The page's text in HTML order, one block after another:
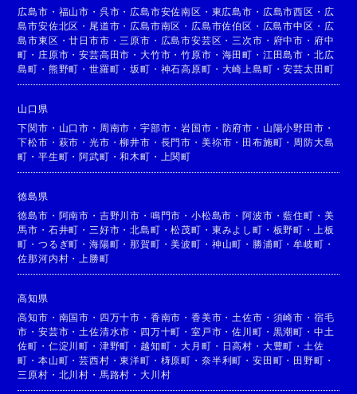
広島市 ・ 福山市 ・ 呉市 ・ 広島市安佐南区 ・ 東広島市 ・ 広島市西区 ・ 広
島市安佐北区 ・ 尾道市 ・ 広島市南区 ・ 広島市佐伯区 ・ 広島市中区 ・ 広
島市東区 ・廿日市市 ・ 三原市 ・ 広島市安芸区 ・ 三次市 ・ 府中市 ・ 府中
町 ・ 庄原市 ・安芸高田市 ・大竹市 ・竹原市 ・ 海田町 ・ 江田島市 ・ 北広
島町 ・ 熊野町 ・世羅町 ・坂町 ・ 神石高原町 ・ 大崎上島町 ・安芸太田町
山口県
下関市 ・ 山口市 ・ 周南市 ・宇部市 ・岩国市 ・ 防府市 ・ 山陽小野田市 ・
下松市 ・ 萩市 ・光市 ・柳井市 ・ 長門市 ・ 美祢市 ・ 田布施町 ・ 周防大島
町 ・平生町 ・阿武町 ・和木町 ・ 上関町
徳島県
徳島市 ・ 阿南市 ・ 吉野川市 ・ 鳴門市 ・小松島市 ・阿波市 ・藍住町 ・ 美
馬市 ・ 石井町 ・ 三好市 ・北島町 ・松茂町 ・ 東みよし町 ・ 板野町 ・
上板
町 ・つるぎ町 ・海陽町 ・那賀町 ・美波町 ・ 神山町 ・ 勝浦町 ・牟岐町 ・
佐那河内村 ・ 上勝町
高知県
高知市 ・ 南国市 ・ 四万十市 ・ 香南市 ・香美市 ・ 土佐市 ・ 須崎市 ・ 宿毛
市 ・安芸市 ・ 土佐清水市 ・ 四万十町 ・室戸市 ・佐川町 ・ 黒潮町 ・ 中土
佐町 ・ 仁淀川町 ・ 津野町 ・ 越知町 ・大月町 ・ 日高村 ・ 大豊町 ・ 土佐
町 ・本山町 ・芸西村 ・東洋町 ・ 梼原町 ・ 奈半利町 ・ 安田町 ・ 田野町 ・
三原村 ・ 北川村 ・ 馬路村 ・大川村